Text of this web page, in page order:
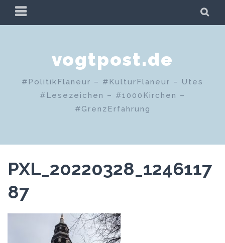
Zum
PRIMÄRES
MENÜ
vogtpost.de
#PolitikFlaneur – #KulturFlaneur – Utes
#Lesezeichen – #1000Kirchen –
#GrenzErfahrung
PXL_20220328_1246117
87